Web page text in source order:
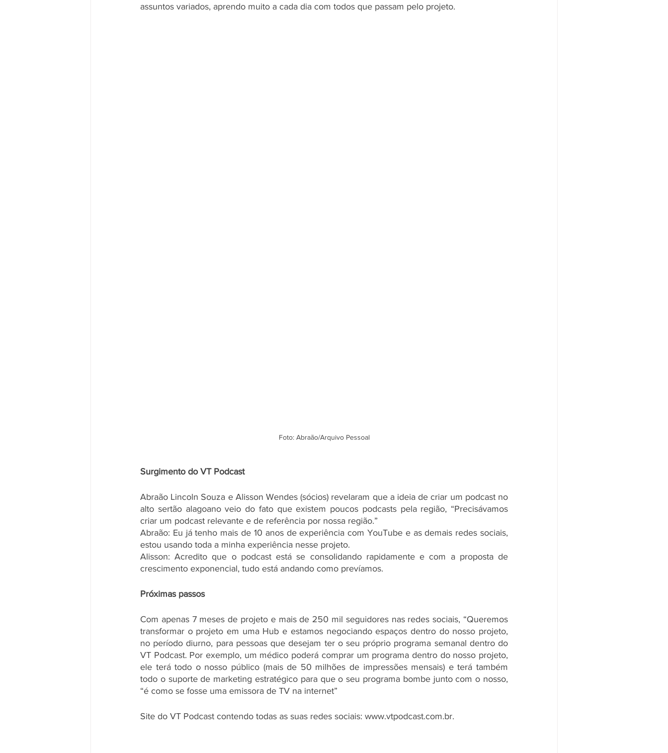
assuntos variados, aprendo muito a cada dia com todos que passam pelo projeto.
Foto: Abraão/Arquivo Pessoal
Surgimento do VT Podcast
Abraão Lincoln Souza e Alisson Wendes (sócios) revelaram que a ideia de criar um podcast no
alto sertão alagoano veio do fato que existem poucos podcasts pela região, “Precisávamos
criar um podcast relevante e de referência por nossa região.”
Abraão: Eu já tenho mais de 10 anos de experiência com YouTube e as demais redes sociais,
estou usando toda a minha experiência nesse projeto.
Alisson: Acredito que o podcast está se consolidando rapidamente e com a proposta de
crescimento exponencial, tudo está andando como prevíamos.
Próximas passos
Com apenas 7 meses de projeto e mais de 250 mil seguidores nas redes sociais, “Queremos
transformar o projeto em uma Hub e estamos negociando espaços dentro do nosso projeto,
no período diurno, para pessoas que desejam ter o seu próprio programa semanal dentro do
VT Podcast. Por exemplo, um médico poderá comprar um programa dentro do nosso projeto,
ele terá todo o nosso público (mais de 50 milhões de impressões mensais) e terá também
todo o suporte de marketing estratégico para que o seu programa bombe junto com o nosso,
“é como se fosse uma emissora de TV na internet”
Site do VT Podcast contendo todas as suas redes sociais: www.vtpodcast.com.br.